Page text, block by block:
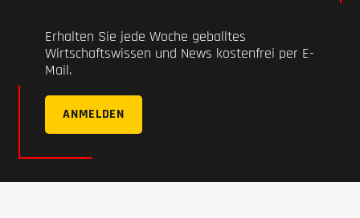
Erhalten Sie jede Woche geballtes
Wirtschaftswissen und News kostenfrei per E-
Mail.
ANMELDEN